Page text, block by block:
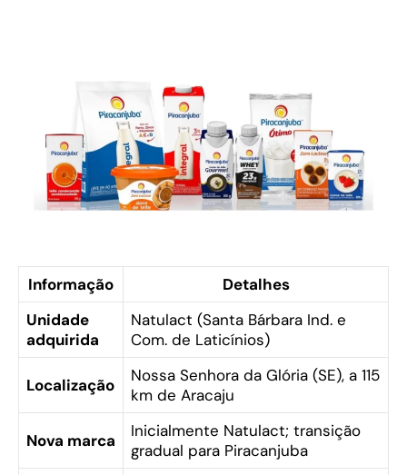
Informação
Detalhes
Unidade
adquirida
Natulact (Santa Bárbara Ind. e
Com. de Laticínios)
Localização
Nossa Senhora da Glória (SE), a 115
km de Aracaju
Nova marca
Inicialmente Natulact; transição
gradual para Piracanjuba